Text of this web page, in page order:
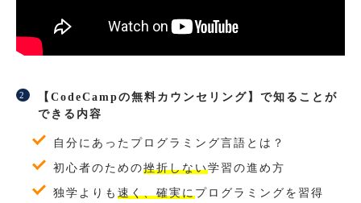
【CodeCampの無料カウンセリング】で知ることが
できる内容
自分にあったプログラミング言語とは？
初心者のための挫折しない学習の進め方
独学よりも 速く、確実に プログラミングを習得